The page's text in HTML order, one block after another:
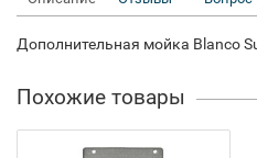
Дополнительная мойка Blanco
Похожие товары